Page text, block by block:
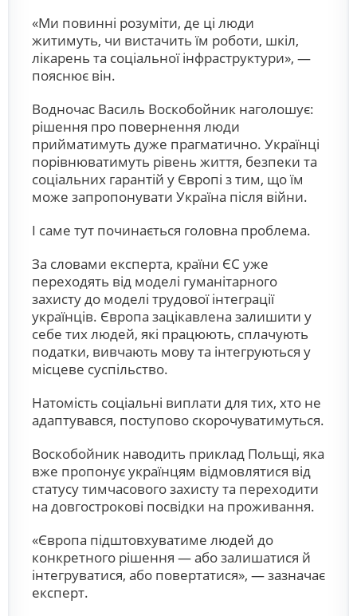
«Ми повинні розуміти, де ці люди
житимуть, чи вистачить їм роботи, шкіл,
лікарень та соціальної інфраструктури», —
пояснює він.
Водночас Василь Воскобойник наголошує:
рішення про повернення люди
прийматимуть дуже прагматично. Українці
порівнюватимуть рівень життя, безпеки та
соціальних гарантій у Європі з тим, що їм
може запропонувати Україна після війни.
І саме тут починається головна проблема.
За словами експерта, країни ЄС уже
переходять від моделі гуманітарного
захисту до моделі трудової інтеграції
українців. Європа зацікавлена залишити у
себе тих людей, які працюють, сплачують
податки, вивчають мову та інтегруються у
місцеве суспільство.
Натомість соціальні виплати для тих, хто не
адаптувався, поступово скорочуватимуться.
Воскобойник наводить приклад Польщі, яка
вже пропонує українцям відмовлятися від
статусу тимчасового захисту та переходити
на довгострокові посвідки на проживання.
«Європа підштовхуватиме людей до
конкретного рішення — або залишатися й
інтегруватися, або повертатися», — зазначає
експерт.